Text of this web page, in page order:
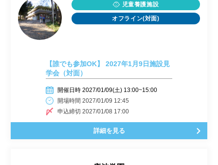
児童養護施設
オフライン(対面)
【誰でも参加OK】 2027年1月9日施設見
学会（対面）
開催日時 2027/01/09(土) 13:00~15:00
開場時間 2027/01/09 12:45
申込締切 2027/01/08 17:00
詳細を見る